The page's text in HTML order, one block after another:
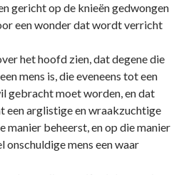
gericht op de knieën gedwongen
een wonder dat wordt verricht
het hoofd zien, dat degene die
mens is, die eveneens tot een
gebracht moet worden, en dat
een arglistige en wraakzuchtige
manier beheerst, en op die manier
onschuldige mens een waar